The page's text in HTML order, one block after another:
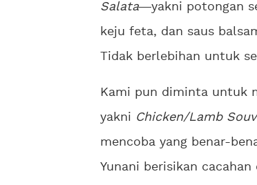
Salata
yakni potongan
keju feta, dan saus
Tidak berlebihan untuk
Kami pun diminta untuk
yakni Chicken/Lamb
mencoba yang benar-
Yunani berisikan